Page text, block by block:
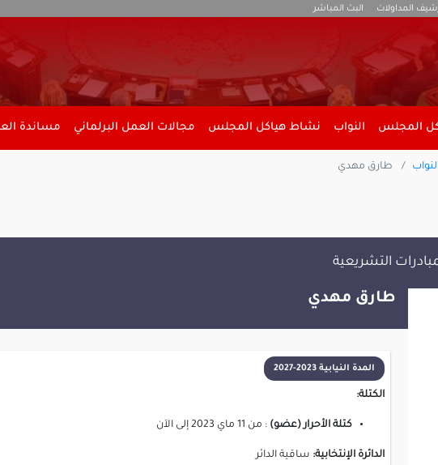
المداولات البث المباشر
المجلس النواب نشاط هياكل المجلس مجالات العمل البرلماني مساندة
طارق مهدي
التشريعية
طارق مهدي
المدة النيابية 2023-2027
الكتلة:
كتلة الأحرار (عضو): من 11 ماي 2023 إلىالآن
الدائرة الإنتخابية: ساقية الدائر